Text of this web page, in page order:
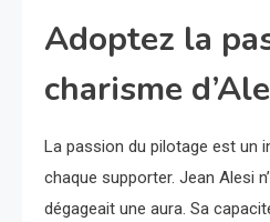
Adoptez la
charisme
La passion du pilotage est un
chaque supporter. Jean Alesi
dégageait une aura. Sa